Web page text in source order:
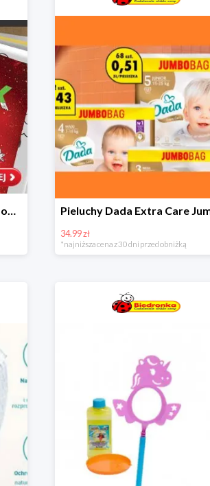
Kraina zabawek w Biedronce od 19,99 zł
34.99 zł
*najniższa cena z 30 dni przed obniżką